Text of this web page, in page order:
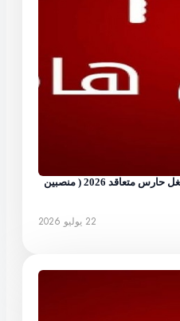
النتائج النهائية للالتحاق بمنصب شغل حارس متعاقد 2026 ( منصبين
22 يوليو 2026